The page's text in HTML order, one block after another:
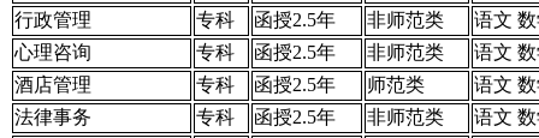
行政管理
专科 函授2.5年 非师范类
语文
心理咨询
专科 函授2.5年 非师范类
语文
酒店管理
专科 函授2.5年 师范类
语文
法律事务
专科 函授2.5年 非师范类
语文